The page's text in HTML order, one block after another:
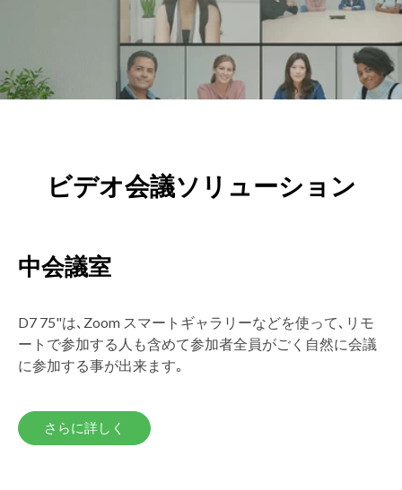
ビデオ会議ソリューション
中会議室
D7 75"は､Zoom スマートギャラリーなどを使って､リモ
ートで参加する人も含めて参加者全員がごく自然に会議
に参加する事が出来ます｡
さらに詳しく